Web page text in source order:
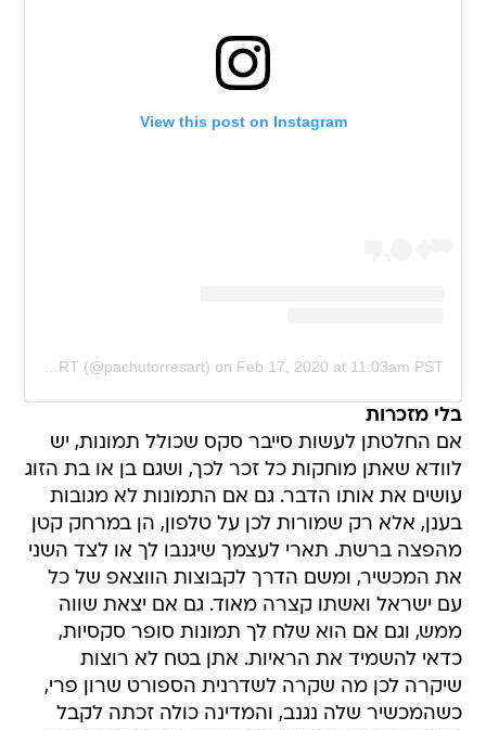
View this post on Instagram
A post shared by Pachu M. Torres ART (@pachutorresart) on Feb 17, 2020 at 11:03am PST
בלי מזכרות
אם החלטתן לעשות סייבר סקס שכולל תמונות, יש
לוודא שאתן מוחקות כל זכר לכך, ושגם בן או בת הזוג
עושים את אותו הדבר. גם אם התמונות לא מגובות
בענן, אלא רק שמורות לכן על טלפון, הן במרחק קטן
מהפצה ברשת. תארי לעצמך שיגנבו לך או לצד השני
את המכשיר, ומשם הדרך לקבוצות הווצאפ של כל
עם ישראל ואשתו קצרה מאוד. גם אם יצאת שווה
ממש, וגם אם הוא שלח לך תמונות סופר סקסיות,
כדאי להשמיד את הראיות. אתן בטח לא רוצות
שיקרה לכן מה שקרה לשדרנית הספורט שרון פרי,
כשהמכשיר שלה נגנב, והמדינה כולה זכתה לקבל